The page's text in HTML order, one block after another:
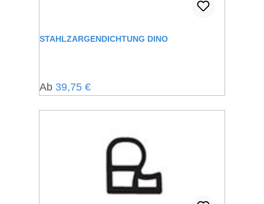
STAHLZARGENDICHTUNG DINO
Regulärer Preis:
Ab 39,75 €